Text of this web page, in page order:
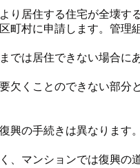
居住する住宅が全壊す
村に申請します。管理
は居住できない場合に
くことのできない部分
の手続きは異なります
マンションでは復興の